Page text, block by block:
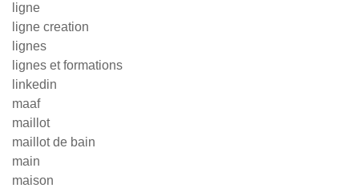
ligne
ligne creation
lignes
lignes et formations
linkedin
maaf
maillot
maillot de bain
main
maison